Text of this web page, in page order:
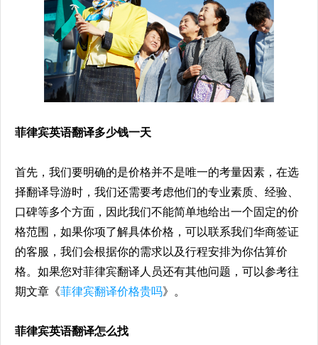
菲律宾英语翻译多少钱一天
首先，我们要明确的是价格并不是唯一的考量因素，在选
择翻译导游时，我们还需要考虑他们的专业素质、经验、
口碑等多个方面，因此我们不能简单地给出一个固定的价
格范围，如果你项了解具体价格，可以联系我们华商签证
的客服，我们会根据你的需求以及行程安排为你估算价
格。如果您对菲律宾翻译人员还有其他问题，可以参考往
期文章《菲律宾翻译价格贵吗》。
菲律宾英语翻译怎么找